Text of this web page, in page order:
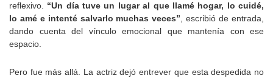
reflexivo.
“Un día tuve un lugar al que llamé hogar, lo cuidé,
lo amé e intenté salvarlo muchas veces” , escribió de entrada,
dando cuenta del vínculo emocional que mantenía con ese
espacio.
Pero fue más allá. La actriz dejó entrever que esta despedida no